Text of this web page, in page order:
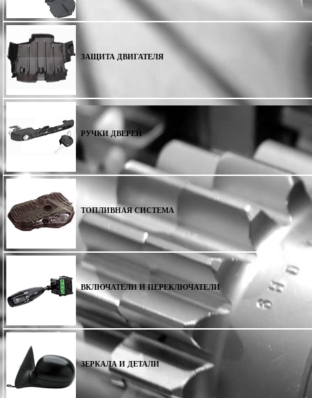
ЗАЩИТА ДВИГАТЕЛЯ
РУЧКИ ДВЕРЕЙ
ТОПЛИВНАЯ СИСТЕМА
ВКЛЮЧАТЕЛИ И ПЕРЕКЛЮЧАТЕЛИ
ЗЕРКАЛА И ДЕТАЛИ